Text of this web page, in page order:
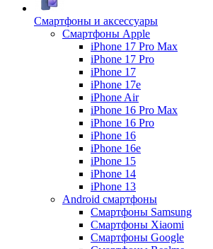
Смартфоны и аксессуары
Смартфоны Apple
iPhone 17 Pro Max
iPhone 17 Pro
iPhone 17
iPhone 17e
iPhone Air
iPhone 16 Pro Max
iPhone 16 Pro
iPhone 16
iPhone 16e
iPhone 15
iPhone 14
iPhone 13
Android cмартфоны
Смартфоны Samsung
Смартфоны Xiaomi
Смартфоны Google